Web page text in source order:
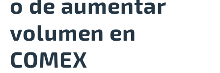
volumen en
COMEX